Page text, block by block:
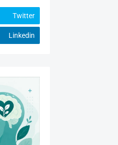
Twitter
Linkedin